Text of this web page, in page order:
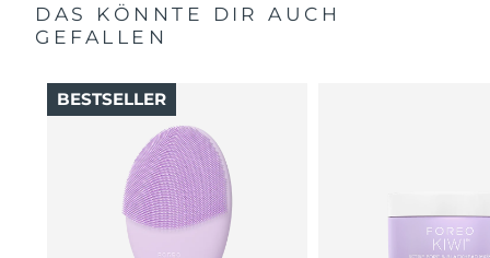
DAS KÖNNTE DIR AUCH
GEFALLEN
BESTSELLER